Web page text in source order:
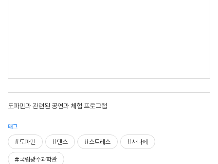
도파민과 관련된 공연과 체험 프로그램
태그
#도파민 #댄스 #스트레스 #사나페
#국립광주과학관